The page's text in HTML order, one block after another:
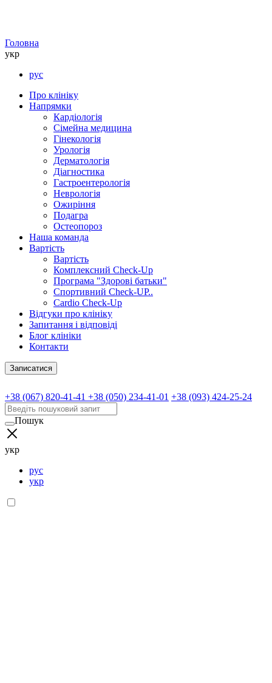
Головна
укр
рус
Про клініку
Напрямки
Кардіологія
Сімейна медицина
Гінекологія
Урологія
Дерматологія
Діагностика
Гастроентерологія
Неврологія
Ожиріння
Подагра
Остеопороз
Наша команда
Вартість
Вартість
Комплексний Check-Up
Програма "Здорові батьки"
Спортивний Check-UP..
Cardio Check-Up
Відгуки про клініку
Запитання і відповіді
Блог клініки
Контакти
Записатися
+38 (067) 820-41-41 +38 (050) 234-41-01 +38 (093) 424-25-24
Пошук
укр
рус
укр